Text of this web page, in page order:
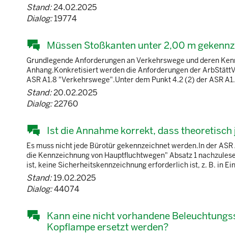
Stand:24.02.2025
Dialog:19774
Müssen Stoßkanten unter 2,00 m
Grundlegende Anforderungen an Verkehrswege und deren
Anhang.Konkretisiert werden die Anforderungen der
ASR A1.8 "Verkehrswege".Unter dem Punkt 4.2 (2) der ASR
Stand:20.02.2025
Dialog:22760
Ist die Annahme korrekt, dass
Es muss nicht jede Bürotür gekennzeichnet werden.In der
die Kennzeichnung von Hauptfluchtwegen" Absatz 1
ist, keine Sicherheitskennzeichnung erforderlich ist, z. B. in
Stand:19.02.2025
Dialog:44074
Kann eine nicht vorhandene
Kopflampe ersetzt werden?